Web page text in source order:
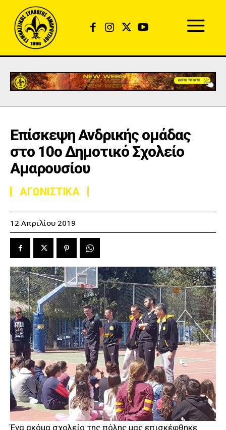
Επίσκεψη Ανδρικής ομάδας
στο 10ο Δημοτικό Σχολείο
Αμαρουσίου
ΑΓΩΝΙΣΤΙΚΑ
12 Απριλίου 2019
Ένα ακόμα σχολείο της πόλης μας επισκέφθηκε